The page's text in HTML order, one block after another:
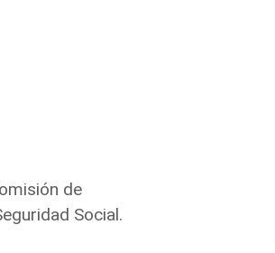
de
Social.